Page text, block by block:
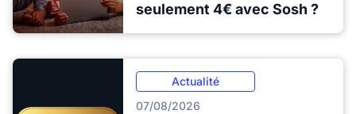
seulement 4€ avec Sosh ?
Actualité
07/08/2026